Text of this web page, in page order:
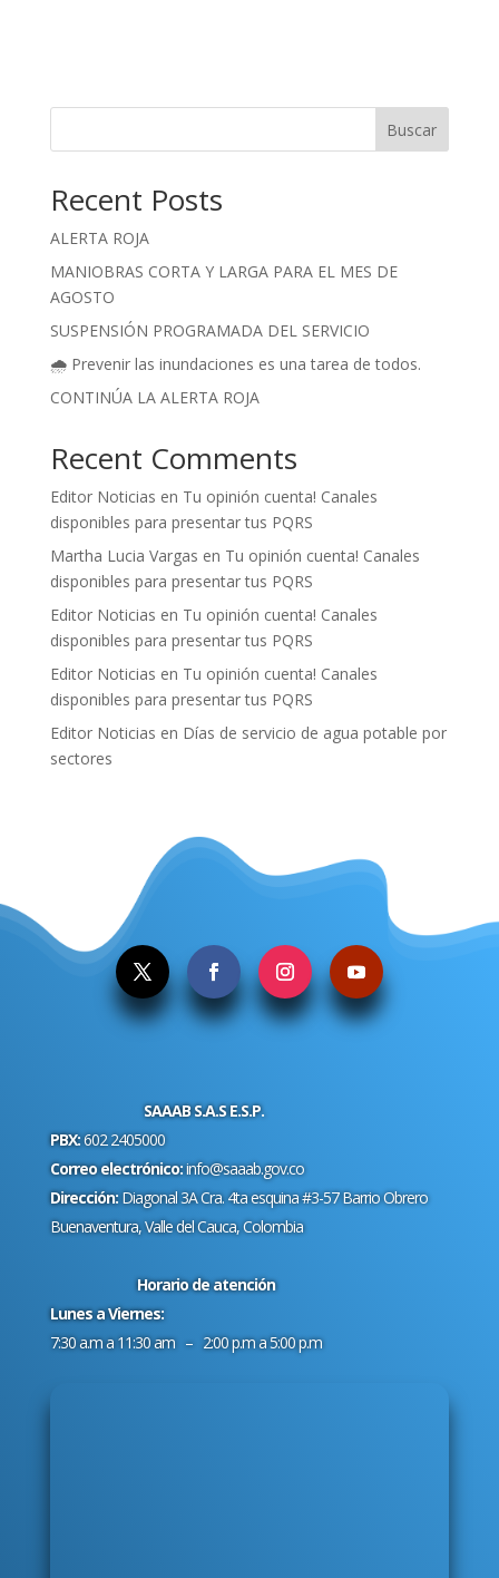
Buscar
Recent Posts
ALERTA ROJA
MANIOBRAS CORTA Y LARGA PARA EL MES DE
AGOSTO
SUSPENSIÓN PROGRAMADA DEL SERVICIO
🌧️ Prevenir las inundaciones es una tarea de todos.
CONTINÚA LA ALERTA ROJA
Recent Comments
Editor Noticias en Tu opinión cuenta! Canales
disponibles para presentar tus PQRS
Martha Lucia Vargas en Tu opinión cuenta! Canales
disponibles para presentar tus PQRS
Editor Noticias en Tu opinión cuenta! Canales
disponibles para presentar tus PQRS
Editor Noticias en Tu opinión cuenta! Canales
disponibles para presentar tus PQRS
Editor Noticias en Días de servicio de agua potable por
sectores
SAAAB S.A.S E.S.P.
PBX:602 2405000
Correo electrónico:info@saaab.gov.co
Dirección:Diagonal 3A Cra. 4ta esquina #3-57 Barrio Obrero
Buenaventura, Valle del Cauca, Colombia
Horario de atención
Lunes a Viernes:
7:30 a.m a 11:30 am – 2:00 p.m a 5:00 p.m